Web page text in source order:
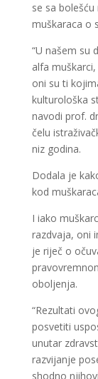
se sa
muškaraca o
“U našem su
alfa
oni su ti
kulturološka
navodi prof.
čelu
niz godina.
Dodala je
kod
I iako
razdvaja, oni
je riječ o
oboljenja.
“Rezultati
posvetiti
unutar
razvijanje
shodno